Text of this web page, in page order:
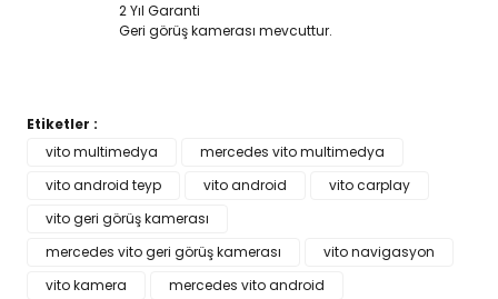
2 Yıl Garanti
Geri görüş kamerası mevcuttur.
Bu ürüne ilk yorumu siz yapın!
Yorum Yaz
Bu ürünün fiyat bilgisi, resim, ürün açıklamalarında ve diğer
kullanarak tarafımıza iletebilirsiniz.
Görüş ve önerileriniz için teşekkür ederiz.
Etiketler :
vito multimedya
mercedes vito multimedya
vito android teyp
vito android
vito carplay
vito geri görüş kamerası
mercedes vito geri görüş kamerası
vito navigasyon
vito kamera
mercedes vito android